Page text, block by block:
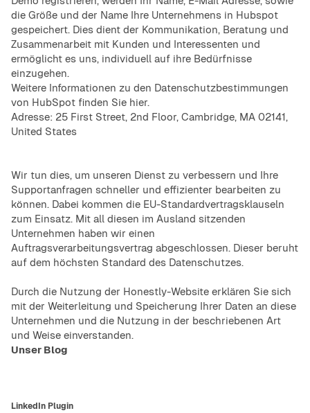
die Größe und der Name Ihre Unternehmens in Hubspot
gespeichert. Dies dient der Kommunikation, Beratung und
Zusammenarbeit mit Kunden und Interessenten und
ermöglicht es uns, individuell auf ihre Bedürfnisse
einzugehen.
Weitere Informationen zu den Datenschutzbestimmungen
von HubSpot finden Sie hier.
Adresse: 25 First Street, 2nd Floor, Cambridge, MA 02141,
United States
Wir tun dies, um unseren Dienst zu verbessern und Ihre
Supportanfragen schneller und effizienter bearbeiten zu
können. Dabei kommen die EU-Standardvertragsklauseln
zum Einsatz. Mit all diesen im Ausland sitzenden
Unternehmen haben wir einen
Auftragsverarbeitungsvertrag abgeschlossen. Dieser beruht
auf dem höchsten Standard des Datenschutzes.
Durch die Nutzung der Honestly-Website erklären Sie sich
mit der Weiterleitung und Speicherung Ihrer Daten an diese
Unternehmen und die Nutzung in der beschriebenen Art
und Weise einverstanden.
Unser Blog
LinkedIn Plugin